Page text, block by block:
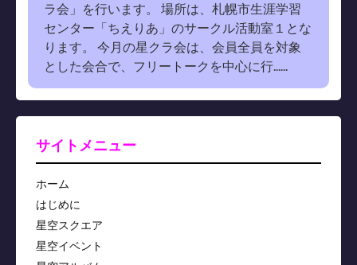
ラ会」を行います。 場所は、札幌市生涯学習
センター「ちえりあ」のサークル活動室１とな
ります。 今月の星クラ会は、会員全員を対象
とした会合で、フリートークを中心に行......
サイトメニュー
ホーム
はじめに
星空スクエア
星空イベント